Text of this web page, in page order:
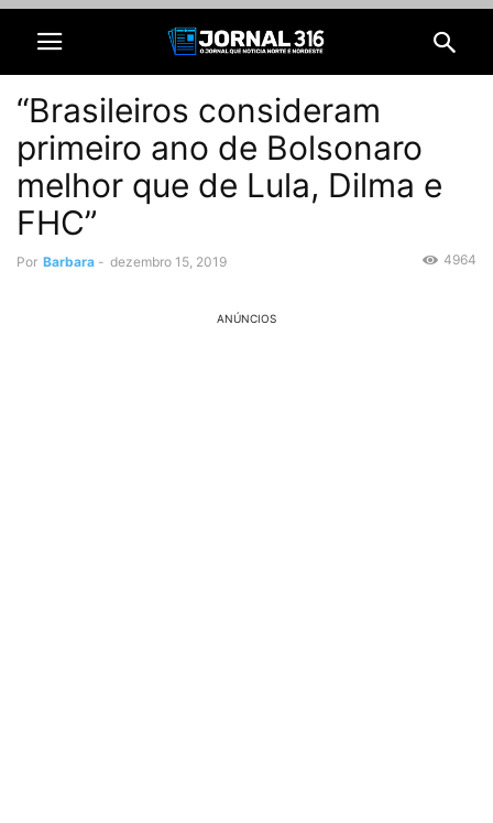
“Brasileiros consideram
primeiro ano de Bolsonaro
melhor que de Lula, Dilma e
FHC”
Por Barbara - dezembro 15, 2019 4964
ANÚNCIOS